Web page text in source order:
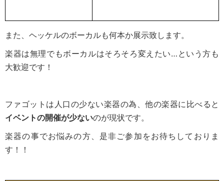
また、ヘッケルのボーカルも何本か展示致します。
楽器は無理でもボーカルはそろそろ変えたい…という方も
大歓迎です！
ファゴットは人口の少ない楽器の為、他の楽器に比べると
イベントの開催が少ないのが現状です。
楽器の事でお悩みの方、是非ご参加をお待ちしておりま
す！！